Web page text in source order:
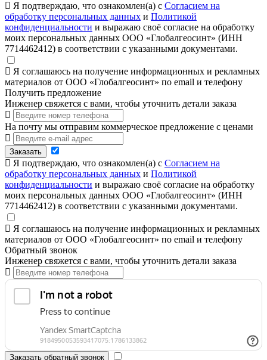
Я подтверждаю, что ознакомлен(а) с Согласием на
обработку персональных данных и Политикой
конфиденциальности и выражаю своё согласие на обработку
моих персональных данных ООО «Глобалгеосинт» (ИНН
7714462412) в соответствии с указанными документами.
Я соглашаюсь на получение информационных и рекламных
материалов от ООО «Глобалгеосинт» по email и телефону
Получить предложение
Инженер свяжется с вами, чтобы уточнить детали заказа
На почту мы отправим коммерческое предложение с ценами
Заказать
Я подтверждаю, что ознакомлен(а) с Согласием на
обработку персональных данных и Политикой
конфиденциальности и выражаю своё согласие на обработку
моих персональных данных ООО «Глобалгеосинт» (ИНН
7714462412) в соответствии с указанными документами.
Я соглашаюсь на получение информационных и рекламных
материалов от ООО «Глобалгеосинт» по email и телефону
Обратный звонок
Инженер свяжется с вами, чтобы уточнить детали заказа
Заказать обратный звонок